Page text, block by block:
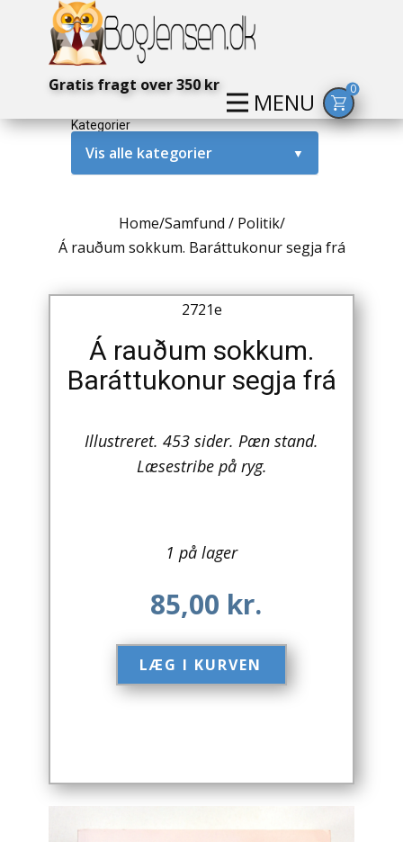
MENU
Gratis fragt over 350 kr 0
Kategorier
Vis alle kategorier ▼
Amerika / USA
Antikke / Specielle Bøger
Antikviteter
Arkitektur
Biografier / Erindringer
Børn / Unge
Børnebøger
Bryggerier
Drikkevare / Øl / Vin
Home/Samfund / Politik/
Á rauðum sokkum. Baráttukonur segja frá
2721e
Á rauðum sokkum.
Baráttukonur segja frá
Illustreret. 453 sider. Pæn stand.
Læsestribe på ryg.
1 på lager
85,00 kr.
LÆG I KURVEN​